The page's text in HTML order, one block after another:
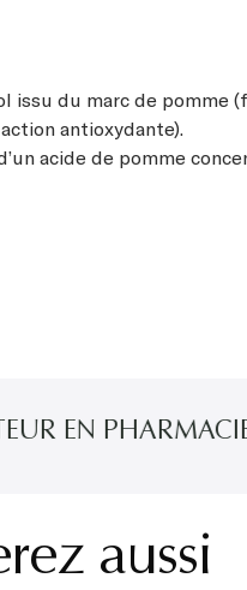
issu du marc de pomme
antioxydante).
acide de pomme
EN PHARMACIE
aussi